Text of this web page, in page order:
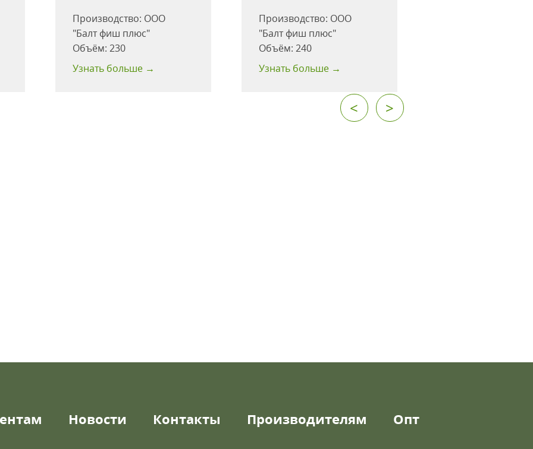
Производство: ООО
"Балт фиш плюс"
Объём:230
Узнать больше →
Производство: ООО
"Балт фиш плюс"
Объём:240
Узнать больше →
< >
Новости Контакты Производителям Опт